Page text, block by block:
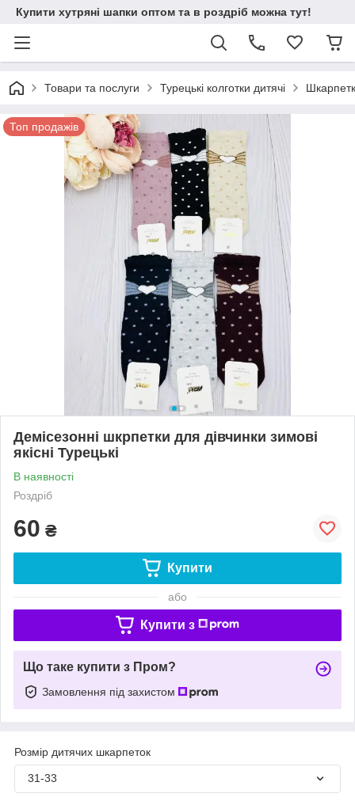
Купити хутряні шапки оптом та в роздріб можна тут!
Товари та послуги Турецькі колготки дитячі
Топ продажів
Демісезонні шкрпетки для дівчинки зимові
якісні Турецькі
В наявності
Роздріб
60 ₴
Купити
або
Купити з
Що таке купити з Пром?
Замовлення під захистом
Розмір дитячих шкарпеток
31-33